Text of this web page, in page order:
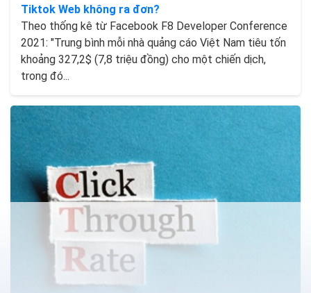
Tiktok Web không ra đơn?
Theo thống kê từ Facebook F8 Developer Conference
2021: "Trung bình mỗi nhà quảng cáo Việt Nam tiêu tốn
khoảng 327,2$ (7,8 triệu đồng) cho một chiến dịch,
trong đó...